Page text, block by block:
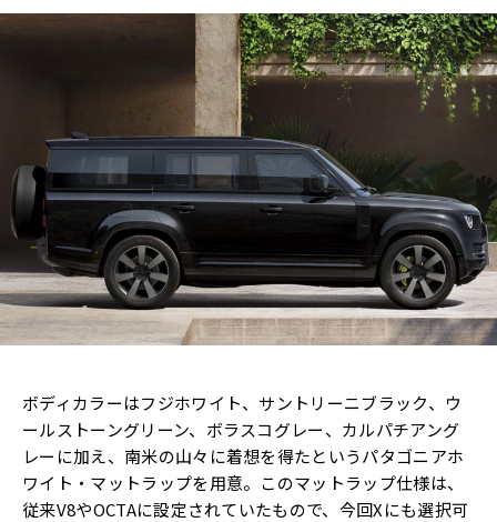
ボディカラーはフジホワイト、サントリーニブラック、ウ
ールストーングリーン、ボラスコグレー、カルパチアング
レーに加え、南米の山々に着想を得たというパタゴニアホ
ワイト・マットラップを用意。このマットラップ仕様は、
従来V8やOCTAに設定されていたもので、今回Xにも選択可